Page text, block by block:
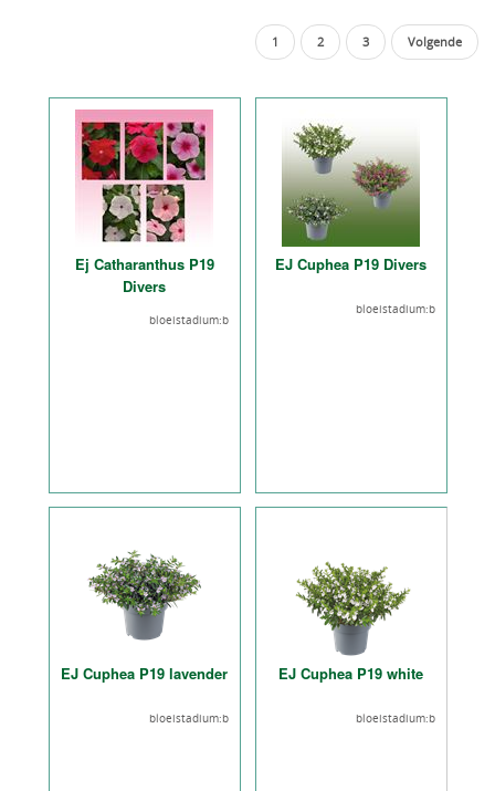
1 2 3 Volgende
Ej Catharanthus P19
Divers
bloeistadium:b
EJ Cuphea P19 Divers
bloeistadium:b
EJ Cuphea P19 lavender
bloeistadium:b
EJ Cuphea P19 white
bloeistadium:b